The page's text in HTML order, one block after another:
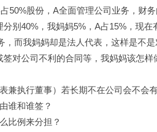
50%股份，A全面管理公司业务，财
别40%，我妈妈5%，A占15%，现在
，而我妈妈却是法人代表，这样是不
签对公司不利的合同等，我妈妈该怎
兼执行董事）若长期不在公司会不会
谁和谁签？
比例来分担？